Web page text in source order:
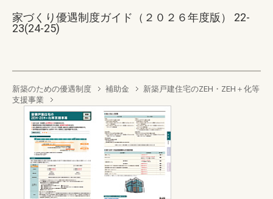
家づくり優遇制度ガイド（２０２６年度版） 22-
23(24-25)
新築のための優遇制度 補助金
新築戸建住宅のZEH・ZEH＋化等
支援事業